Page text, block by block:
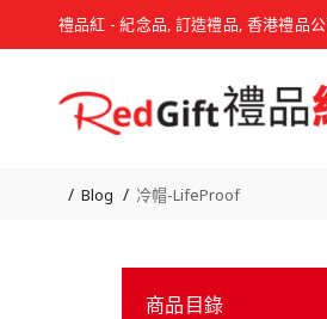
禮品紅 - 紀念品, 訂造禮品, 香港禮品
Blog 冷帽-LifeProof
商品目錄